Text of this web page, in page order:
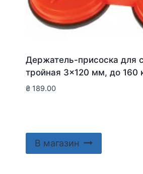
Держатель-присоска для
тройная 3×120 мм, до 160
₴ 189.00
В магазин